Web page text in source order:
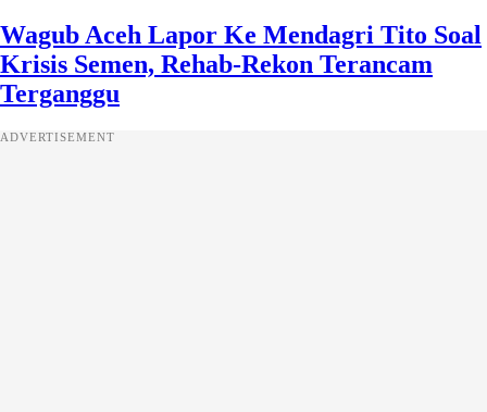
Wagub Aceh Lapor Ke Mendagri Tito Soal
Krisis Semen, Rehab-Rekon Terancam
Terganggu
ADVERTISEMENT